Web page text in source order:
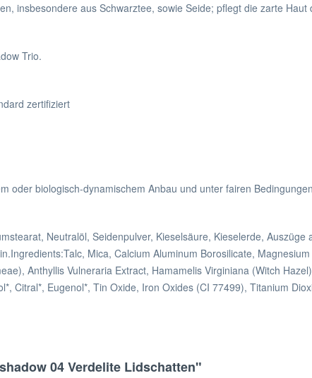
insbesondere aus Schwarztee, sowie Seide; pflegt die zarte Haut
Trio.
zertifiziert
oder biologisch-dynamischem Anbau und unter fairen
Neutralöl, Seidenpulver, Kieselsäure, Kieselerde,
Mica, Calcium Aluminum Borosilicate,
Anthyllis Vulneraria Extract, Hamamelis Virginiana (Witch
Citral*, Eugenol*, Tin Oxide, Iron Oxides (CI 77499), Titanium
04 Verdelite Lidschatten"